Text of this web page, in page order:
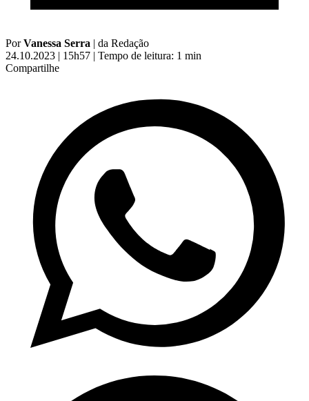
PorVanessa Serra | da Redação
24.10.2023 | 15h57 | Tempo de leitura: 1 min
Compartilhe